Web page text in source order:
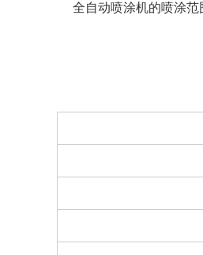
全自动喷涂机的喷涂范